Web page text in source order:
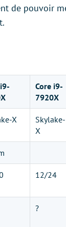
de pouvoir
Core i9-
7920X
X
Skylake-
X
12/24
?